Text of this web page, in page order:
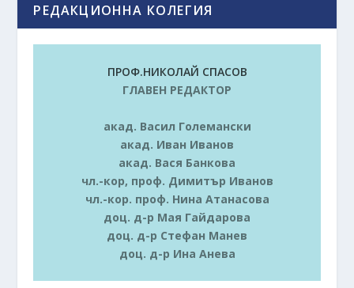
РЕДАКЦИОННА КОЛЕГИЯ
ПРОФ.НИКОЛАЙ СПАСОВ
ГЛАВЕН РЕДАКТОР
акад. Васил Големански
акад. Иван Иванов
акад. Вася Банкова
чл.-кор, проф. Димитър Иванов
чл.-кор. проф. Нина Атанасова
доц. д-р Мая Гайдарова
доц. д-р Стефан Манев
доц. д-р Ина Анева